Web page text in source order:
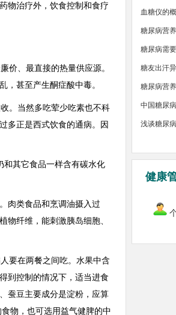
物治疗外，饮食控制和食疗
价、最直接的热量供应源。
，甚至产生酮症酸中毒。
。当然多吃荤少吃素也不科
多正是西式饮食的通病。因
和其它食品一样含有碳水化
肉类食品和烹调油摄入过
物纤维，能刺激胰岛细胞、
要在两餐之间吃。水果中含
到控制的情况下，适当进食
蚕豆主要成分是淀粉，应算
物，也可选用益气健脾的中
血糖仪的
糖尿病营
糖尿病需
糖友出汗
糖尿病营
中国糖尿
浅谈糖尿
健康